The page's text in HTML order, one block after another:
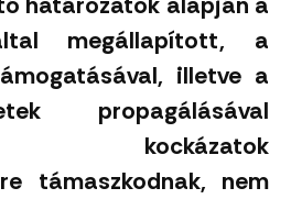
megállapított, a
illetve a
propagálásával
kockázatok
támaszkodnak, nem